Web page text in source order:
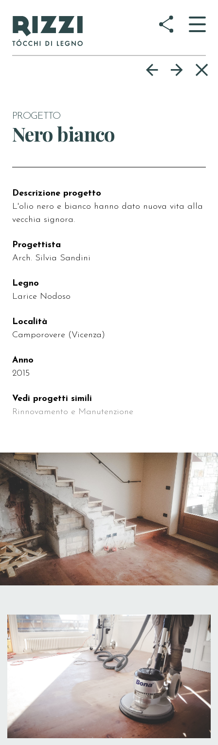
PROGETTO
Nero bianco
Descrizione progetto
L'olio nero e bianco hanno dato nuova vita alla
vecchia signora.
Progettista
Arch. Silvia Sandini
Legno
Larice Nodoso
Località
Camporovere (Vicenza)
Anno
2015
Vedi progetti simili
Rinnovamento e Manutenzione